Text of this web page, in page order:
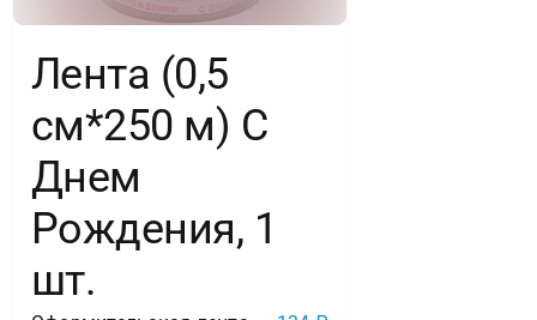
Лента (0,5
см*250 м) С
Днем
Рождения, 1
шт.